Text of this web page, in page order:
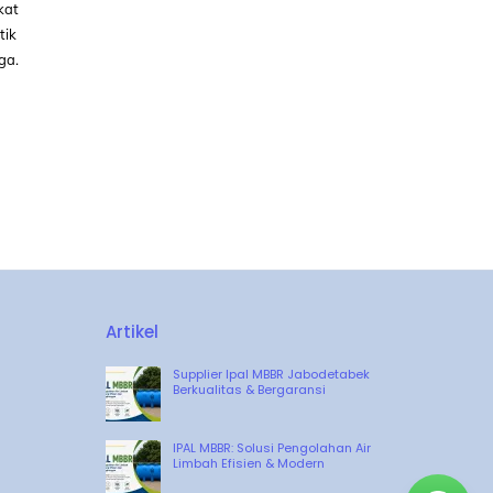
Artikel
Supplier Ipal MBBR Jabodetabek
Berkualitas & Bergaransi
IPAL MBBR: Solusi Pengolahan Air
Limbah Efisien & Modern